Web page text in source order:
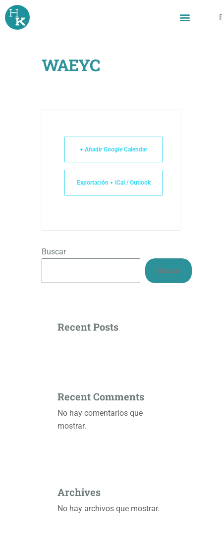
al
contenido
WAEYC
+ Añadir Google Calendar
Exportación + iCal / Outlook
Buscar
Buscar
Recent Posts
Recent Comments
No hay comentarios que
mostrar.
Archives
No hay archivos que mostrar.